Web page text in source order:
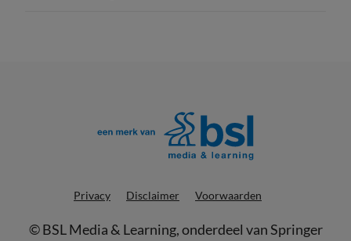
Privacy Disclaimer Voorwaarden
©BSL Media & Learning, onderdeel vanSpringer